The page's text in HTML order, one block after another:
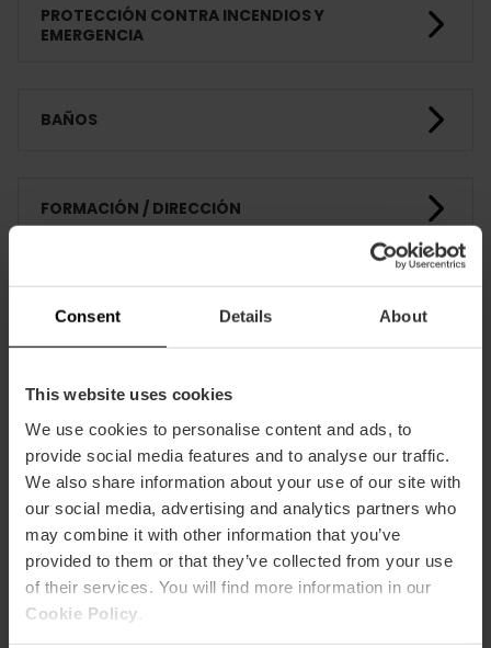
Consent Details About
This website uses cookies
We use cookies to personalise content and ads, to
provide social media features and to analyse our traffic.
We also share information about your use of our site with
our social media, advertising and analytics partners who
may combine it with other information that you’ve
provided to them or that they’ve collected from your use
of their services. You will find more information in our
Cookie Policy
PROTECCIÓN CONTRA INCENDIOS Y
EMERGENCIA
BAÑOS
FORMACIÓN / DIRECCIÓN
Cómo llegar
Avenida Manuel de Falla, 12